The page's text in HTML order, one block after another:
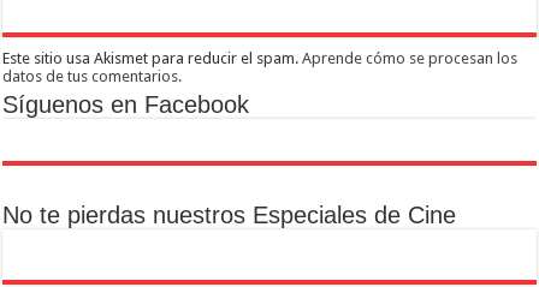
Este sitio usa Akismet para reducir el spam.Aprende cómo se procesan los
datos de tus comentarios.
Síguenos en Facebook
No te pierdas nuestros Especiales de Cine